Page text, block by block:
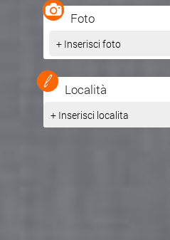
Foto
+ Inserisci foto
Località
+ Inserisci localita